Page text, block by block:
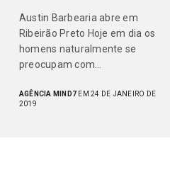
Austin Barbearia abre em
Ribeirão Preto Hoje em dia os
homens naturalmente se
preocupam com…
AGÊNCIA MIND7 EM 24 DE JANEIRO DE
2019